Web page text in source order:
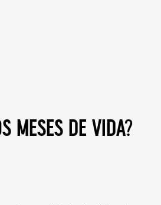
meses de vida?